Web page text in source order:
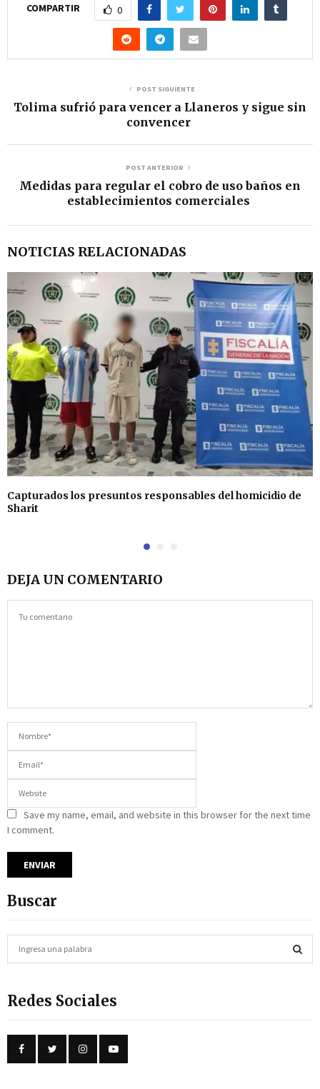
COMPARTIR 0
POST SIGUIENTE
Tolima sufrió para vencer a Llaneros y sigue sin
convencer
POST ANTERIOR
Medidas para regular el cobro de uso baños en
establecimientos comerciales
NOTICIAS RELACIONADAS
Capturados los presuntos responsables del homicidio de
Sharit
DEJA UN COMENTARIO
Save my name, email, and website in this browser for the next time
I comment.
Buscar
c
f
r
Redes Sociales